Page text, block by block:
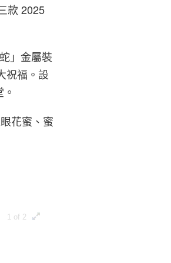
款 2025
」金屬裝
祝福。設
花蜜、蜜
1 of 2